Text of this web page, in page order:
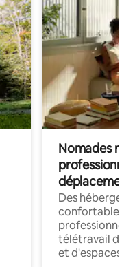
Nomades
déplacement
Des
confortables
professionnels
télétravail
et d'espaces